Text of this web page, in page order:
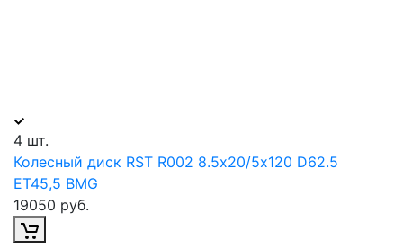
4 шт.
Колесный диск RST R002 8.5х20/5х120 D62.5
ET45,5 BMG
19050 руб.